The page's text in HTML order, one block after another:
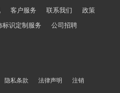
客户服务 联系我们
政策
标识定制服务
公司招聘
隐私条款 法律声明
注销